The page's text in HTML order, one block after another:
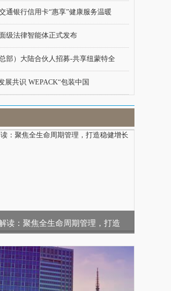
通银行信用卡“惠享”健康服务温暖
级法律智能体正式发布
部）大陆合伙人招募-共享纽蒙特全
展共识 WEPACK“包装中国
读：聚焦全生命周期管理，打造